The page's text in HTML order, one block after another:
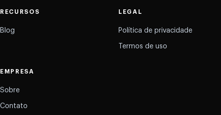
RECURSOS
Blog
LEGAL
Política de privacidade
Termos de uso
EMPRESA
Sobre
Contato